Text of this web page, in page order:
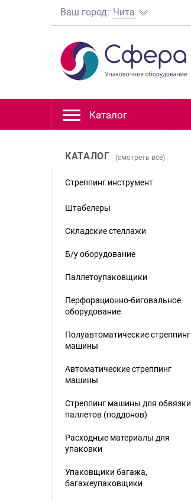
Ваш город: Чита
Каталог
КАТАЛОГ (смотреть всё)
Стреппинг инструмент
Штабелеры
Складские стеллажи
Б/у оборудование
Паллетоупаковщики
Перфорационно-биговальное
оборудование
Полуавтоматические стреппинг
машины
Автоматические стреппинг
машины
Стреппинг машины для обвязки
паллетов (поддонов)
Расходные материалы для
упаковки
Упаковщики багажа,
багажеупаковщики